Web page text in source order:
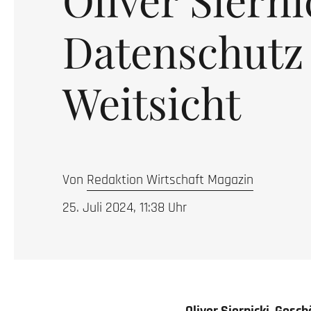
Weitsicht
Von Redaktion Wirtschaft Magazin
25. Juli 2024, 11:38 Uhr